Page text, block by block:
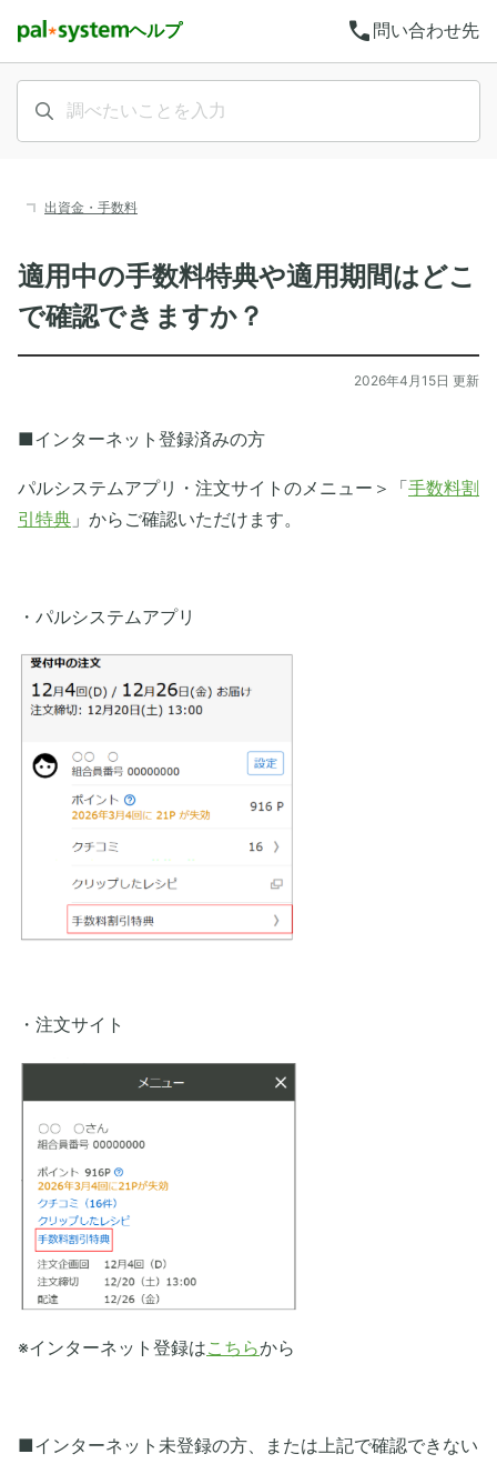
ヘルプ call 問い合わせ先
出資金・手数料
適用中の手数料特典や適用期間はどこ
で確認できますか？
2026年4月15日 更新
■インターネット登録済みの方
パルシステムアプリ・注文サイトのメニュー＞「手数料割
引特典 」からご確認いただけます。
・パルシステムアプリ
・注文サイト
※インターネット登録はこちらから
■インターネット未登録の方、または上記で確認できない